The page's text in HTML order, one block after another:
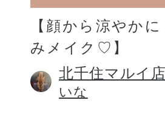
【顔から涼やか
みメイク♡】
北千住マルイ店
いな